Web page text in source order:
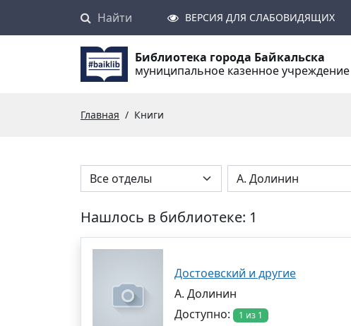
Нашлось в библиотеке: 1
Достоевский и другие
А. Долинин
Доступно:
1 из 1
Поиск
Найти ВЕРСИЯ ДЛЯ СЛАБОВИДЯЩИХ
Библиотека города Байкальска
муниципальное казенное учреждение
Главная Книги